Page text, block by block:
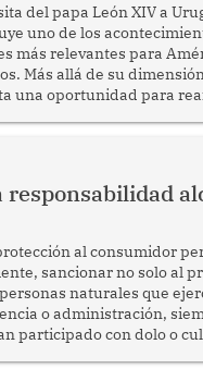
del papa León XIV a
uno de los
más relevantes para
Más allá de su
una oportunidad para
en materia de
responsabilidad
al consumidor
sancionar no solo al
naturales que
o administración,
participado con dolo o